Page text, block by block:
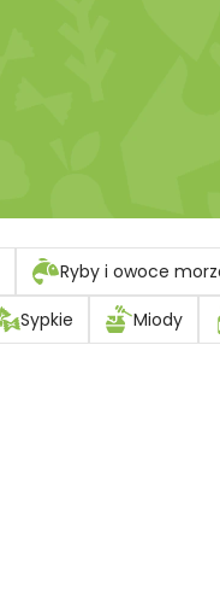
Ryby i owoce
Sypkie Miody